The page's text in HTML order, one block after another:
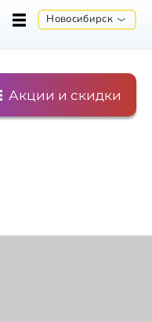
Новосибирск
Акции и скидки